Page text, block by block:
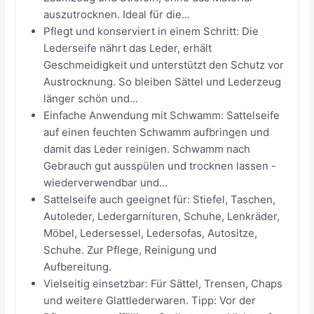
auszutrocknen. Ideal für die...
Pflegt und konserviert in einem Schritt: Die
Lederseife nährt das Leder, erhält
Geschmeidigkeit und unterstützt den Schutz vor
Austrocknung. So bleiben Sättel und Lederzeug
länger schön und...
Einfache Anwendung mit Schwamm: Sattelseife
auf einen feuchten Schwamm aufbringen und
damit das Leder reinigen. Schwamm nach
Gebrauch gut ausspülen und trocknen lassen -
wiederverwendbar und...
Sattelseife auch geeignet für: Stiefel, Taschen,
Autoleder, Ledergarnituren, Schuhe, Lenkräder,
Möbel, Ledersessel, Ledersofas, Autositze,
Schuhe. Zur Pflege, Reinigung und
Aufbereitung.
Vielseitig einsetzbar: Für Sättel, Trensen, Chaps
und weitere Glattlederwaren. Tipp: Vor der